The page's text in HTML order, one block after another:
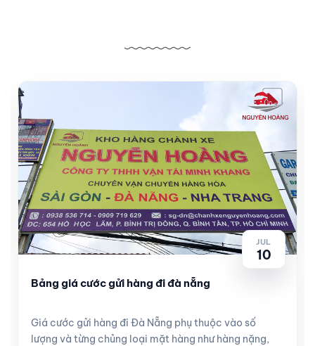
JUL
10
Bảng giá cước gửi hàng đi đà nẵng
Giá cước gửi hàng đi Đà Nẵng phụ thuộc vào số
lượng và từng chủng loại mặt hàng như hàng nặng,